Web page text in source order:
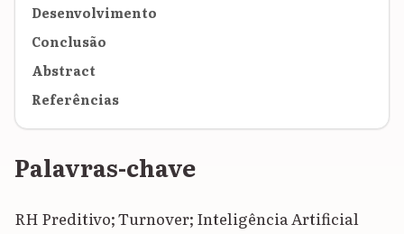
Desenvolvimento
Conclusão
Abstract
Referências
Palavras-chave
RH Preditivo; Turnover; Inteligência Artificial